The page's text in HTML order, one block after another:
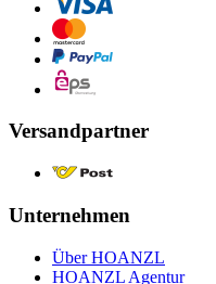
Versandpartner
Unternehmen
Über HOANZL
HOANZL Agentur